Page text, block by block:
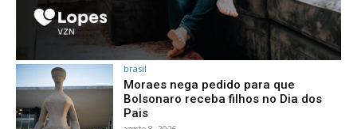
brasil
Moraes nega pedido para que
Bolsonaro receba filhos no Dia dos
Pais